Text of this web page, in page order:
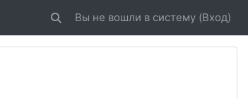
Изменить данные поисковой строки
Вы не вошли в систему (Вход)